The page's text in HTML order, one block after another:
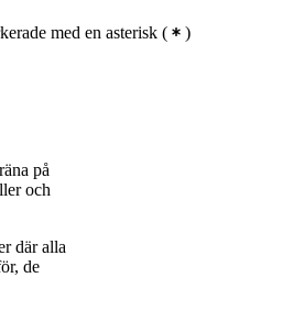
med en asterisk ( )
på
och
där alla
de